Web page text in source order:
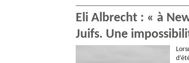
Eli Albrecht : « à
Juifs. Une